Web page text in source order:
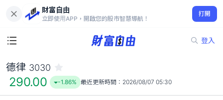
財富自由
立即使用APP，開啟您的股市智慧導航！
打開
登入
290.00
-1.86%
德律 3030
290.00 -1.86% 最近更新時間： 2026/08/07 05:30